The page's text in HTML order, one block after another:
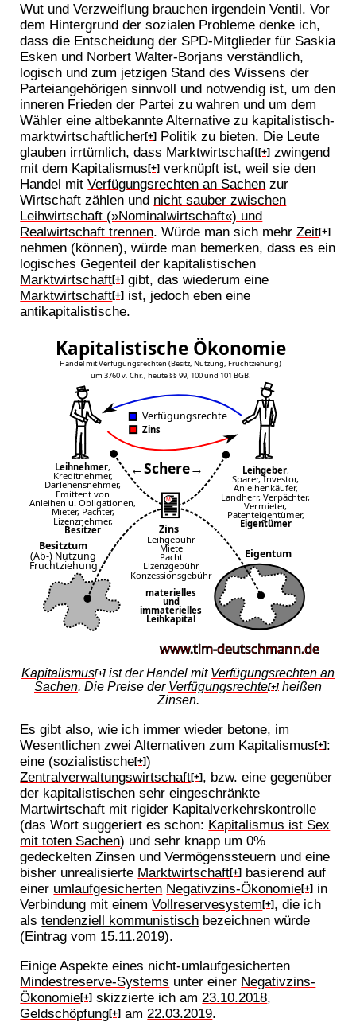
Wut und Verzweiflung brauchen irgendein Ventil. Vor
dem Hintergrund der sozialen Probleme denke ich,
dass die Entscheidung der SPD-Mitglieder für Saskia
Esken und Norbert Walter-Borjans verständlich,
logisch und zum jetzigen Stand des Wissens der
Parteiangehörigen sinnvoll und notwendig ist, um den
inneren Frieden der Partei zu wahren und um dem
Wähler eine altbekannte Alternative zu kapitalistisch-
marktwirtschaftlicher[+] Politik zu bieten. Die Leute
glauben irrtümlich, dass Marktwirtschaft[+] zwingend
mit dem Kapitalismus[+] verknüpft ist, weil sie den
Handel mitVerfügungsrechten an Sachen zur
Wirtschaft zählen und nicht sauber zwischen
Leihwirtschaft (»Nominalwirtschaft«) und
Realwirtschaft trennen. Würde man sich mehrZeit[+]
nehmen (können), würde man bemerken, dass es ein
logisches Gegenteil der kapitalistischen
Marktwirtschaft[+] gibt, das wiederum eine
Marktwirtschaft[+] ist, jedoch eben eine
antikapitalistische.
Kapitalismus[+] ist der Handel mit Verfügungsrechten an
Sachen. Die Preise der Verfügungsrechte[+] heißen
Zinsen.
Es gibt also, wie ich immer wieder betone, im
Wesentlichenzwei Alternativen zum Kapitalismus[+]:
eine (sozialistische[+])
Zentralverwaltungswirtschaft[+], bzw. eine gegenüber
der kapitalistischen sehr eingeschränkte
Martwirtschaft mit rigider Kapitalverkehrskontrolle
(das Wort suggeriert es schon: Kapitalismus ist Sex
mit toten Sachen) und sehr knapp um 0%
gedeckelten Zinsen und Vermögenssteuern und eine
bisher unrealisierte Marktwirtschaft[+] basierend auf
einer umlaufgesicherten Negativzins-Ökonomie[+] in
Verbindung mit einemVollreservesystem[+], die ich
alstendenziell kommunistisch bezeichnen würde
(Eintrag vom 15.11.2019).
Einige Aspekte eines nicht-umlaufgesicherten
Mindestreserve-Systems unter einer Negativzins-
Ökonomie[+] skizzierte ich am23.10.2018,
Geldschöpfung[+] am22.03.2019.